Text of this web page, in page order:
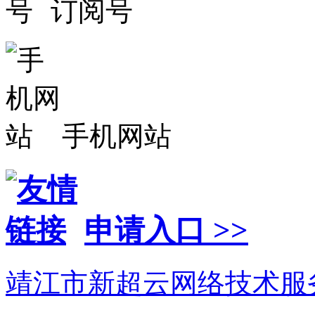
订阅号
手机网站
申请入口 >>
靖江市新超云网络技术